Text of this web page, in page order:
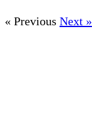
« Previous Next »